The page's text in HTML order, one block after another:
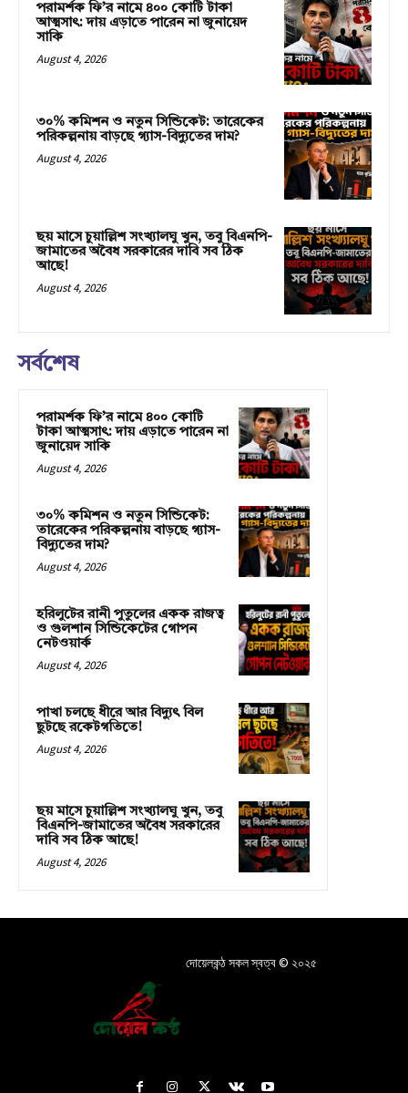
পরামর্শক ফি’র নামে ৪০০ কোটি টাকা
আত্মসাৎ: দায় এড়াতে পারেন না জুনায়েদ
সাকি
August 4, 2026
৩০% কমিশন ও নতুন সিন্ডিকেট: তারেকের
পরিকল্পনায় বাড়ছে গ্যাস-বিদ্যুতের দাম?
August 4, 2026
ছয় মাসে চুয়াল্লিশ সংখ্যালঘু খুন, তবু বিএনপি-
জামাতের অবৈধ সরকারের দাবি সব ঠিক
আছে!
August 4, 2026
সর্বশেষ
পরামর্শক ফি’র নামে ৪০০ কোটি
টাকা আত্মসাৎ: দায় এড়াতে পারেন না
জুনায়েদ সাকি
August 4, 2026
৩০% কমিশন ও নতুন সিন্ডিকেট:
তারেকের পরিকল্পনায় বাড়ছে গ্যাস-
বিদ্যুতের দাম?
August 4, 2026
হরিলুটের রানী পুতুলের একক রাজত্ব
ও গুলশান সিন্ডিকেটের গোপন
নেটওয়ার্ক
August 4, 2026
পাখা চলছে ধীরে আর বিদ্যুৎ বিল
ছুটছে রকেটগতিতে!
August 4, 2026
ছয় মাসে চুয়াল্লিশ সংখ্যালঘু খুন, তবু
বিএনপি-জামাতের অবৈধ সরকারের
দাবি সব ঠিক আছে!
August 4, 2026
দোয়েলকন্ঠ সকল স্বত্ব © ২০২৫